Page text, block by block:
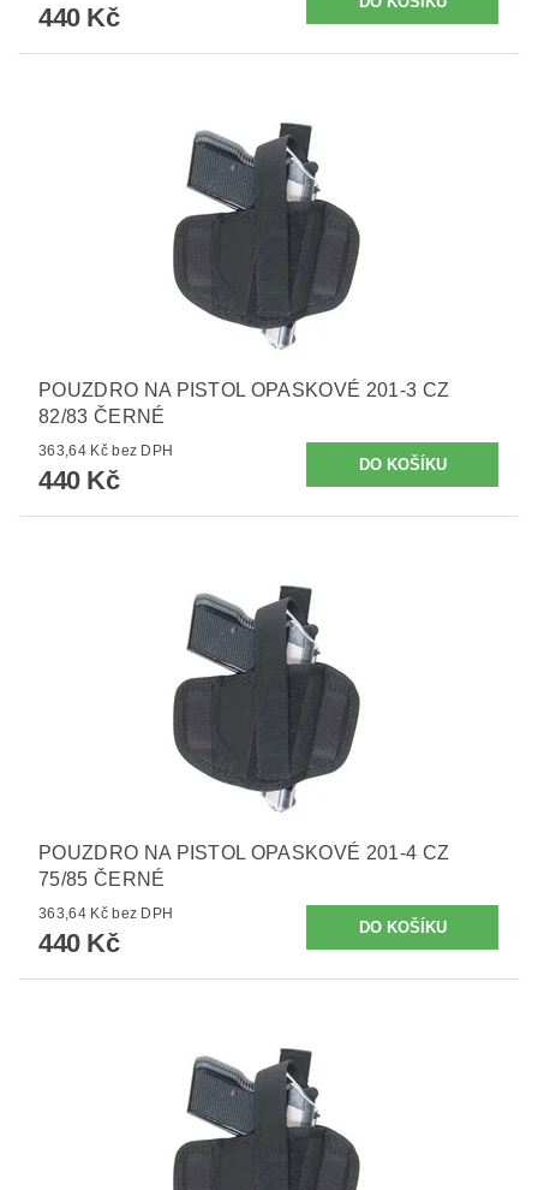
440 Kč
POUZDRO NA PISTOL OPASKOVÉ 201-3 CZ
82/83 ČERNÉ
363,64 Kč bez DPH
440 Kč
POUZDRO NA PISTOL OPASKOVÉ 201-4 CZ
75/85 ČERNÉ
363,64 Kč bez DPH
440 Kč